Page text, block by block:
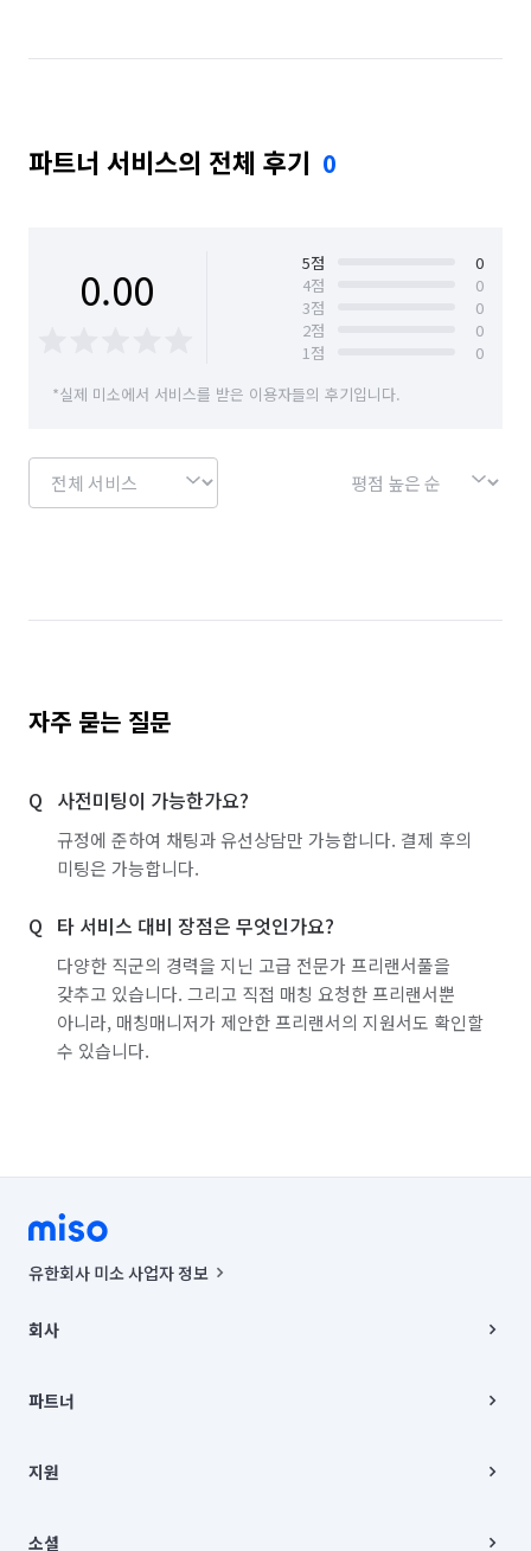
파트너 서비스의 전체 후기 0
0.00 5점
0
4점
0
3점
0
2점
0
1점
0
*실제 미소에서 서비스를 받은 이용자들의 후기입니다.
자주 묻는 질문
사전미팅이 가능한가요?
규정에 준하여 채팅과 유선상담만 가능합니다. 결제 후의
미팅은 가능합니다.
타 서비스 대비 장점은 무엇인가요?
다양한 직군의 경력을 지닌 고급 전문가 프리랜서풀을
갖추고 있습니다. 그리고 직접 매칭 요청한 프리랜서뿐
아니라, 매칭매니저가 제안한 프리랜서의 지원서도 확인할
수 있습니다.
유한회사 미소 사업자 정보
00019 |
주소 | 본사: 서울특별시 종로구 율곡로 6(중학동, 트윈트리빌딩) B동 5층
컨택센터 : 서울특별시 종로구 수송동 율곡로 24, 7층, 8층 미소
상품, 상품정보, 거래에 관한 의무와 책임은 거래당사자에게 있습니다.
언론 보도 관련 문의:
© 유한회사 미소. Miso, Inc. All Rights Reserved.
회사
채용
파트너
이사
지원
이용약관
소셜